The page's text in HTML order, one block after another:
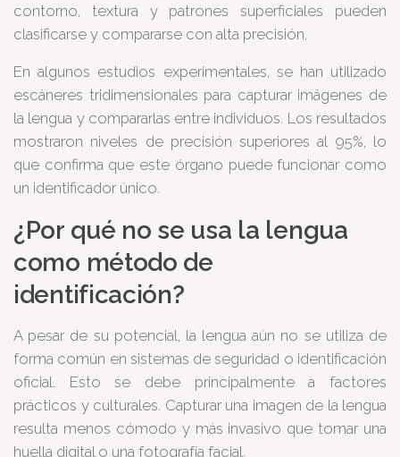
contorno, textura y patrones superficiales pueden
clasificarse y compararse con alta precisión.
En algunos estudios experimentales, se han utilizado
escáneres tridimensionales para capturar imágenes de
la lengua y compararlas entre individuos. Los resultados
mostraron niveles de precisión superiores al 95%, lo
que confirma que este órgano puede funcionar como
un identificador único.
¿Por qué no se usa la lengua
como método de
identificación?
A pesar de su potencial, la lengua aún no se utiliza de
forma común en sistemas de seguridad o identificación
oficial. Esto se debe principalmente a factores
prácticos y culturales. Capturar una imagen de la lengua
resulta menos cómodo y más invasivo que tomar una
huella digital o una fotografía facial.